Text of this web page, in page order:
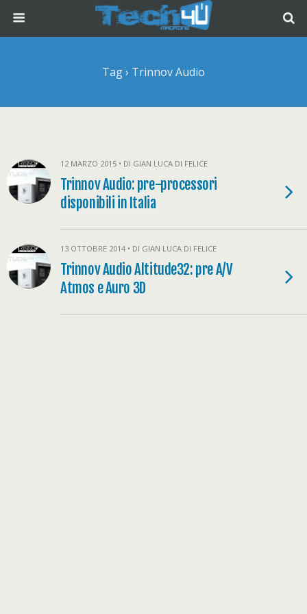
Tag › Trinnov Audio
12 MARZO 2015 • DI GIAN LUCA DI FELICE
Trinnov Audio: pre-processori
disponibili in Italia
13 OTTOBRE 2014 • DI GIAN LUCA DI FELICE
Trinnov Audio Altitude32: pre A/V
Atmos e Auro 3D